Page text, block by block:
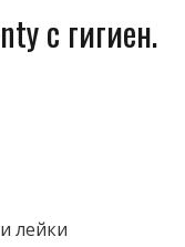
с гигиен.
лейки